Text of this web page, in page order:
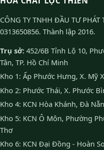
CÔNG TY TNHH ĐẦU TƯ
0313650856. Thành lập 2016.
Trụ sở: 452/6B Tỉnh Lộ 10,
Tân, TP. Hồ Chí Minh
Kho 1: Ấp Phước Hưng, X. Mỹ
Kho 2: Phước Thái, X. Phước
Kho 4: KCN Hòa Khánh, Đà
Kho 5: KCN Ô Môn, Phường
Thơ
Kho 6: KCN Đại Đồng - Hoàn